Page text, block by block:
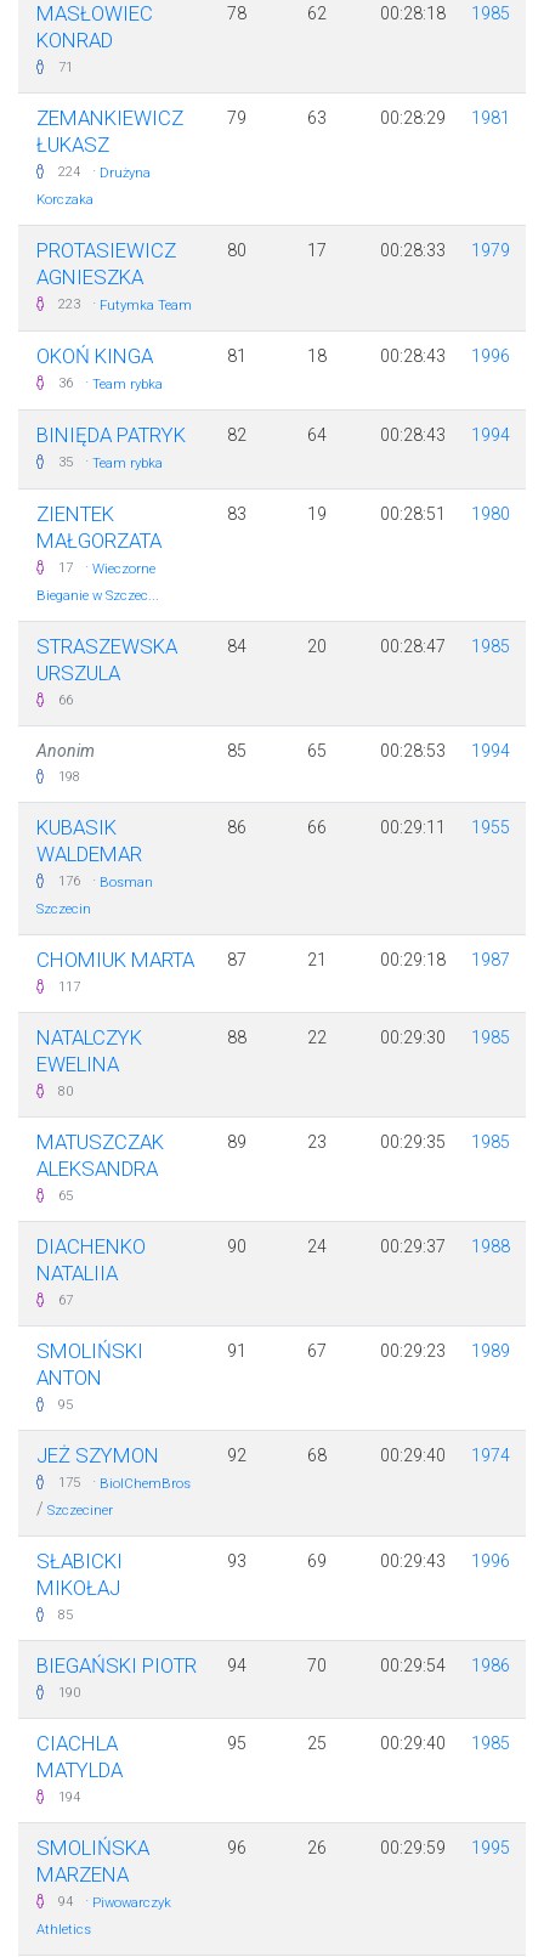
MASŁOWIEC
KONRAD
71
78 62 00:28:18 1985
ZEMANKIEWICZ
ŁUKASZ
224 · Drużyna
Korczaka
79 63 00:28:29 1981
PROTASIEWICZ
AGNIESZKA
223 · Futymka Team
80 17 00:28:33 1979
OKOŃ KINGA
36 · Team rybka
81 18 00:28:43 1996
BINIĘDA PATRYK
35 · Team rybka
82 64 00:28:43 1994
ZIENTEK
MAŁGORZATA
17 · Wieczorne
Bieganie w Szczec...
83 19 00:28:51 1980
STRASZEWSKA
URSZULA
66
84 20 00:28:47 1985
Anonim
198
85 65 00:28:53 1994
KUBASIK
WALDEMAR
176 · Bosman
Szczecin
86 66 00:29:11 1955
CHOMIUK MARTA
117
87 21 00:29:18 1987
NATALCZYK
EWELINA
80
88 22 00:29:30 1985
MATUSZCZAK
ALEKSANDRA
65
89 23 00:29:35 1985
DIACHENKO
NATALIIA
67
90 24 00:29:37 1988
SMOLIŃSKI
ANTON
95
91 67 00:29:23 1989
JEŻ SZYMON
175 · BiolChemBros
/ Szczeciner
92 68 00:29:40 1974
SŁABICKI
MIKOŁAJ
85
93 69 00:29:43 1996
BIEGAŃSKI PIOTR
190
94 70 00:29:54 1986
CIACHLA
MATYLDA
194
95 25 00:29:40 1985
SMOLIŃSKA
MARZENA
94 · Piwowarczyk
Athletics
96 26 00:29:59 1995